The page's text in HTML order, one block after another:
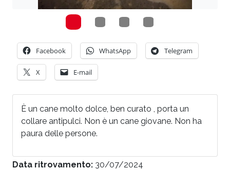
Facebook WhatsApp Telegram
X E-mail
È un cane molto dolce, ben curato , porta un
collare antipulci. Non è un cane giovane. Non ha
paura delle persone.
Data ritrovamento: 30/07/2024